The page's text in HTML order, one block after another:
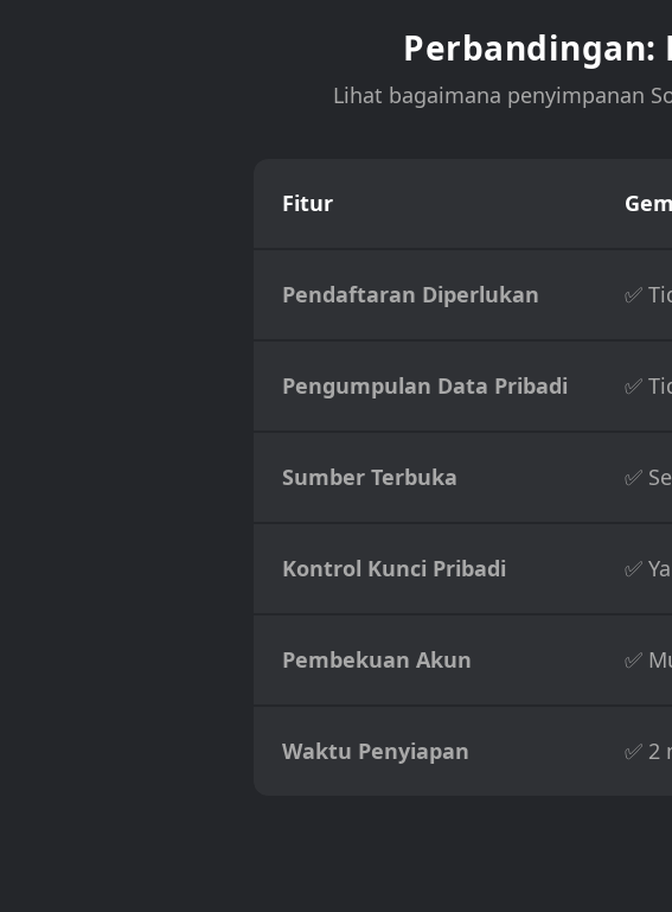
Perbandingan:
Lihat bagaimana penyimpanan
Fitur
Pendaftaran Diperlukan ✅
Pengumpulan Data Pribadi ✅
Sumber Terbuka ✅
Kontrol Kunci Pribadi ✅ Ya
Pembekuan Akun ✅
Waktu Penyiapan ✅ 2